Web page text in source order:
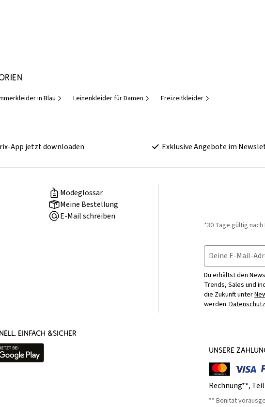
in Blau Leinenkleider für Damen Freizeitkleider
App jetzt downloaden Exklusive Angebote im
Modeglossar
Meine Bestellung
E-Mail schreiben
*30 Tage gültig
Deine E-Mail-
Du erhältst den
Trends, Sales und
die Zukunft unter
werden.
EINFACH &SICHER
UNSERE
Rechnung**,
** Bonität